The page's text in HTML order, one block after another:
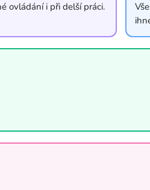
ovládání i při delší práci.